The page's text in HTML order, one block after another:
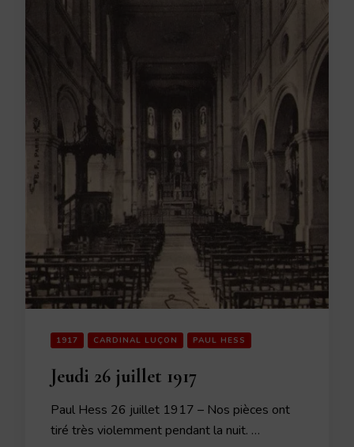
1917 CARDINAL LUÇON PAUL HESS
Jeudi 26 juillet 1917
Paul Hess 26 juillet 1917 – Nos pièces ont
tiré très violemment pendant la nuit. …